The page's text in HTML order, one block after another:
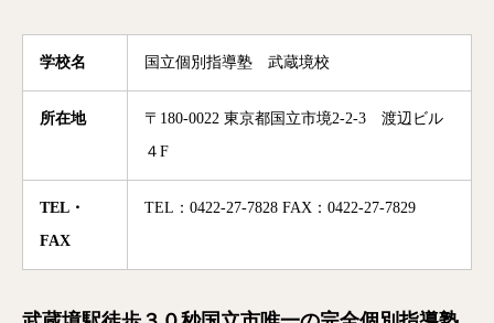
学校名 国立個別指導塾 武蔵境校
所在地
〒180-0022 東京都国立市境2-2-3 渡辺ビル
４F
TEL・
FAX
TEL：0422-27-7828 FAX：0422-27-7829